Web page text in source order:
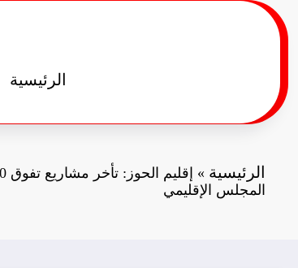
التجاوز
إلى
الرئيسية
الرئيسية »
المجلس الإقليمي